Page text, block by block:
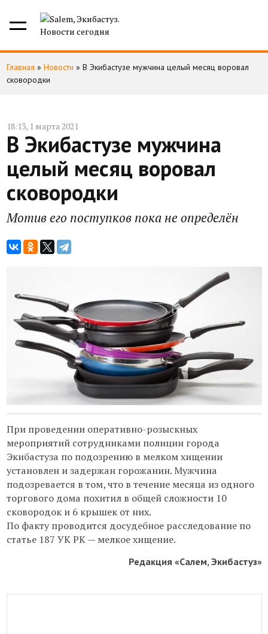
Главная » Новости » В Экибастузе мужчина целый месяц воровал
сковородки
18:13, 1 марта 2021
В Экибастузе мужчина
целый месяц воровал
сковородки
Мотив его поступков пока не определён
При проведении оперативно-розыскных
мероприятий сотрудниками полиции города
Экибастуза по подозрению в мелком хищении
установлен и задержан горожанин. Мужчина
подозревается в том, что в течение месяца из одного
торгового дома похитил в общей сложности 10
сковородок и 6 крышек от них.
По факту проводится досудебное расследование по
статье 187 УК РК — мелкое хищение.
Редакция «Салем, Экибастуз»